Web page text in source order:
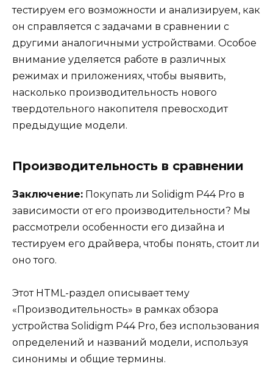
тестируем его возможности и анализируем, как
он справляется с задачами в сравнении с
другими аналогичными устройствами. Особое
внимание уделяется работе в различных
режимах и приложениях, чтобы выявить,
насколько производительность нового
твердотельного накопителя превосходит
предыдущие модели.
Производительность в сравнении
Заключение: Покупать ли Solidigm P44 Pro в
зависимости от его производительности? Мы
рассмотрели особенности его дизайна и
тестируем его драйвера, чтобы понять, стоит ли
оно того.
Этот HTML-раздел описывает тему
«Производительность» в рамках обзора
устройства Solidigm P44 Pro, без использования
определений и названий модели, используя
синонимы и общие термины.